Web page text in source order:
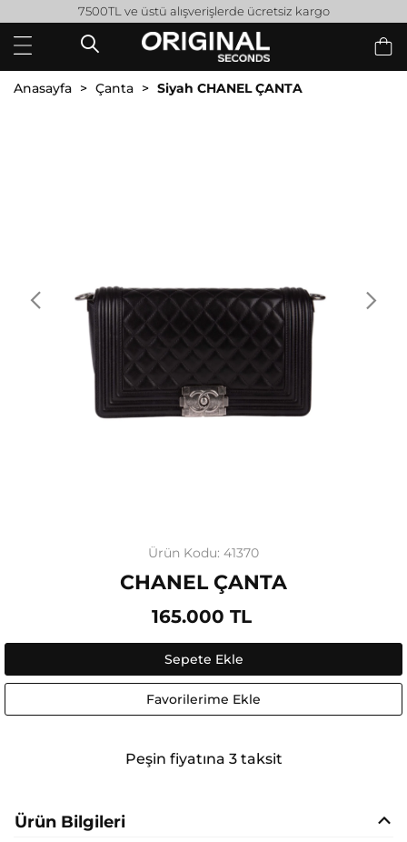
7500TL ve üstü alışverişlerde ücretsiz kargo
Anasayfa Çanta Siyah CHANEL ÇANTA
Ürün Kodu: 41370
CHANEL ÇANTA
165.000 TL
Sepete Ekle
Favorilerime Ekle
Peşin fiyatına 3 taksit
Ürün Bilgileri